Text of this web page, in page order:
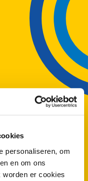
personaliseren, om
en om ons
er cookies
en berichten die in